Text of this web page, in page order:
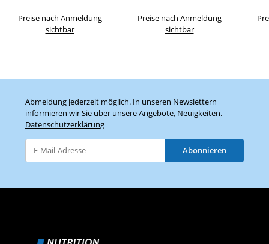
Preise nach Anmeldung
sichtbar
Preise nach Anmeldung
sichtbar
Abmeldung jederzeit möglich. In unseren Newslettern
informieren wir Sie über unsere Angebote, Neuigkeiten.
Datenschutzerklärung
Abonnieren